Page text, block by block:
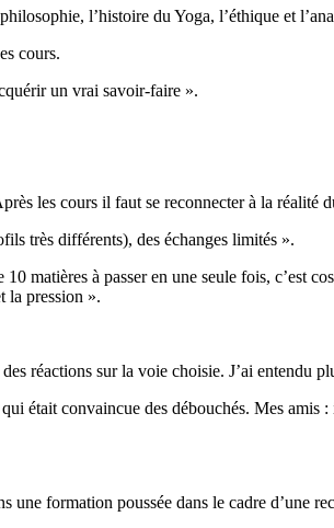
l’histoire du Yoga, l’éthique et
cours.
un vrai savoir-faire ».
les cours il faut se reconnecter à la réalité
très différents), des échanges limités ».
matières à passer en une seule fois, c’est
la pression ».
réactions sur la voie choisie. J’ai entendu
était convaincue des débouchés. Mes
une formation poussée dans le cadre d’une